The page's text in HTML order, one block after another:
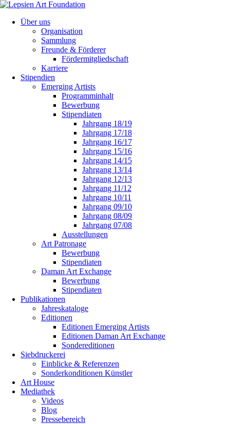
Über uns
Organisation
Sammlung
Freunde & Förderer
Fördermitgliedschaft
Karriere
Stipendien
Emerging Artists
Programminhalt
Bewerbung
Stipendiaten
Jahrgang 18/19
Jahrgang 17/18
Jahrgang 16/17
Jahrgang 15/16
Jahrgang 14/15
Jahrgang 13/14
Jahrgang 12/13
Jahrgang 11/12
Jahrgang 10/11
Jahrgang 09/10
Jahrgang 08/09
Jahrgang 07/08
Ausstellungen
Art Patronage
Bewerbung
Stipendiaten
Daman Art Exchange
Bewerbung
Stipendiaten
Publikationen
Jahreskataloge
Editionen
Editionen Emerging Artists
Editionen Daman Art Exchange
Sondereditionen
Siebdruckerei
Einblicke & Referenzen
Sonderkonditionen Künstler
Art House
Mediathek
Videos
Blog
Pressebereich